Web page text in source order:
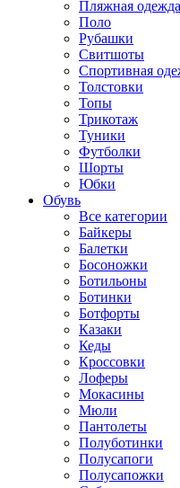
Пляжная одежда
Поло
Рубашки
Свитшоты
Спортивная
Толстовки
Топы
Трикотаж
Туники
Футболки
Шорты
Юбки
Обувь
Все категории
Байкеры
Балетки
Босоножки
Ботильоны
Ботинки
Ботфорты
Казаки
Кеды
Кроссовки
Лоферы
Мокасины
Мюли
Пантолеты
Полуботинки
Полусапоги
Полусапожки